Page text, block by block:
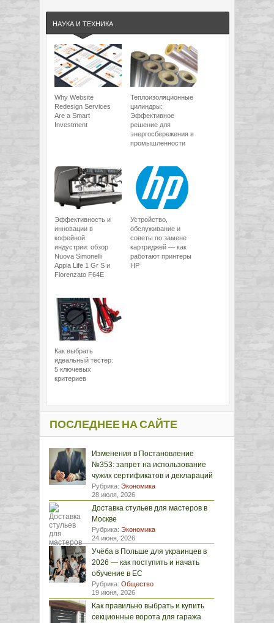
НАУКА И ТЕХНИКА
Why Website
Redesign Services
Are a Smart
Investment
Теплоизоляционные
цилиндры:
Эффективное
решение для
энергосбережения в
промышленности
Эффективность и
инновации в
кофейной
индустрии: обзор
Nuova Simonelli
Appia Life 1 Gr S и
Fiorenzato F64E
Устройство,
обслуживание и
советы по замене
картриджей — как
работают принтеры
HP
Как выбрать
идеальный тестер:
5 ключевых
критериев
ПОСЛЕДНЕЕ НА САЙТЕ
Изменения в Постановление
№353: запрет на использование
чужих сертификатов и деклараций
Рубрика: Экономика
28 июля, 2026
Доставка стульев для мастеров в
Москве
Рубрика: Экономика
24 июня, 2026
Учёба в Польше для украинцев в
2026 — как поступить и начать
обучение в ЕС
Рубрика: Общество
19 июня, 2026
Как правильно выбрать и купить
секционные ворота для гаража